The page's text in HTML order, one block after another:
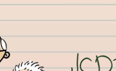
של עיריית רמת גן להפוך דיון